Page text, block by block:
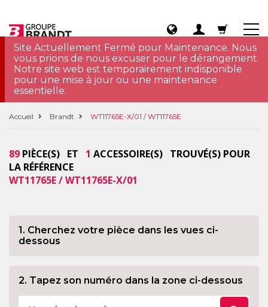
Site Actuellement Fermé pour Maintenance. Nous
vous prions de nous excuser pour le dérangement.
Notre site web est temporairement indisponible
pour une mise à jour ou une maintenance
essentielle.
Accueil Brandt WT11765E-X/01 / WT11765E
89 PIÈCE(S) ET 1 ACCESSOIRE(S) TROUVÉ(S) POUR
LA RÉFÉRENCE
WT11765E / WT11765E-X/01
1. Cherchez votre pièce dans les vues ci-
dessous
2. Tapez son numéro dans la zone ci-dessous